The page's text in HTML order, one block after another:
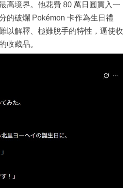
高境界。他花費 80 萬日圓買入一
的破爛 Pokémon 卡作為生日禮
以解釋、極難脫手的特性，逼使收
收藏品。